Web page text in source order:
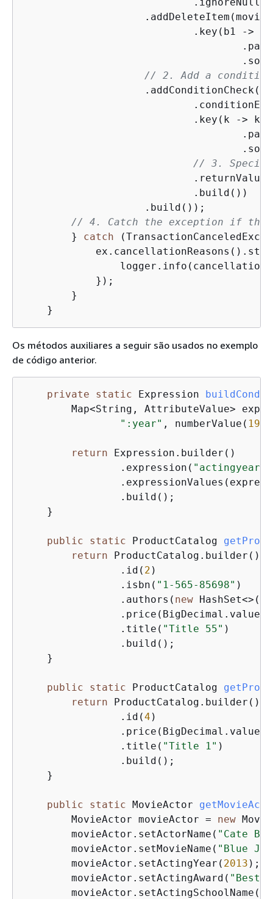
                            .key(b1 -> b1
// 2. Add a
                            .key(k -> k
// 3.
                            .build())
                    .build());
// 4. Catch the exception if the
        }
catch
            });
        }
    }
Os métodos auxiliares a seguir são usados no exemplo
de código anterior.
private static Expression
Map<String, AttributeValue>
":year" , numberValue( 1982
return Expression.builder()
                .expression(
"actingyear
                .build();
    }
public static ProductCatalog
return ProductCatalog.builder()
                .id(
2 )
                .isbn(
"1-565-85698" )
                .authors(
new
                .title(
"Title 55" )
                .build();
    }
public static ProductCatalog
return ProductCatalog.builder()
                .id(
4 )
                .title(
"Title 1" )
                .build();
    }
public static MovieActor
        MovieActor movieActor =
new
        movieActor.setActorName(
"Cate
        movieActor.setMovieName(
"Blue
        movieActor.setActingYear(
2013 );
        movieActor.setActingAward(
"Best
        movieActor.setActingSchoolName(